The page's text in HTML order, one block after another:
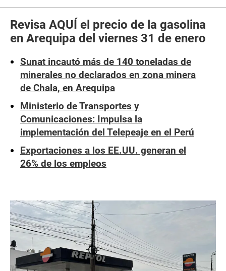
Revisa AQUÍ el precio de la gasolina
en Arequipa del viernes 31 de enero
Sunat incautó más de 140 toneladas de
minerales no declarados en zona minera
de Chala, en Arequipa
Ministerio de Transportes y
Comunicaciones: Impulsa la
implementación del Telepeaje en el Perú
Exportaciones a los EE.UU. generan el
26% de los empleos